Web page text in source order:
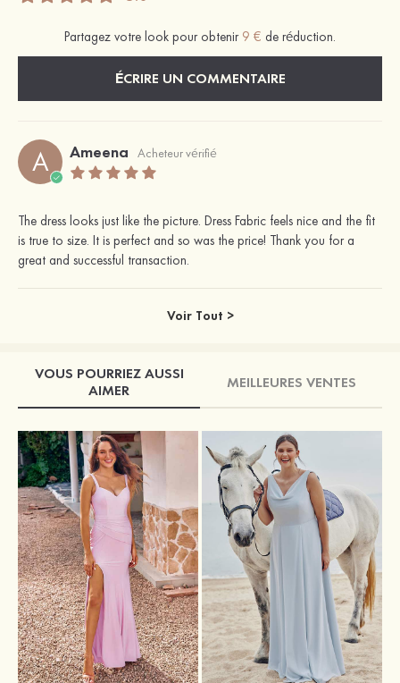
Partagez votre look pour obtenir 9 € de réduction.
ÉCRIRE UN COMMENTAIRE
A Ameena Acheteur vérifié
The dress looks just like the picture. Dress Fabric feels nice and the fit
is true to size. It is perfect and so was the price! Thank you for a
great and successful transaction.
Voir Tout >
VOUS POURRIEZ AUSSI
AIMER
MEILLEURES VENTES